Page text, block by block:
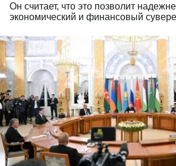
Он считает, что это позволит
экономический и финансовый